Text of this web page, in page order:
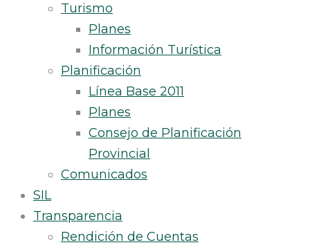
Turismo
Planes
Información Turística
Planificación
Línea Base 2011
Planes
Consejo de Planificación
Provincial
Comunicados
SIL
Transparencia
Rendición de Cuentas